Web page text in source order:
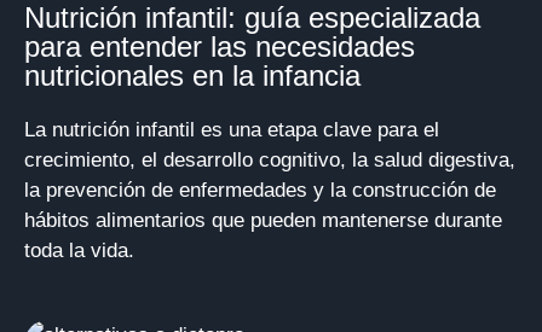
Nutrición infantil: guía especializada
para entender las necesidades
nutricionales en la infancia
La nutrición infantil es una etapa clave para el
crecimiento, el desarrollo cognitivo, la salud digestiva,
la prevención de enfermedades y la construcción de
hábitos alimentarios que pueden mantenerse durante
toda la vida.